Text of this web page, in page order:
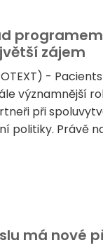
zájem
-
významnější
při
politiky. Právě
má nové